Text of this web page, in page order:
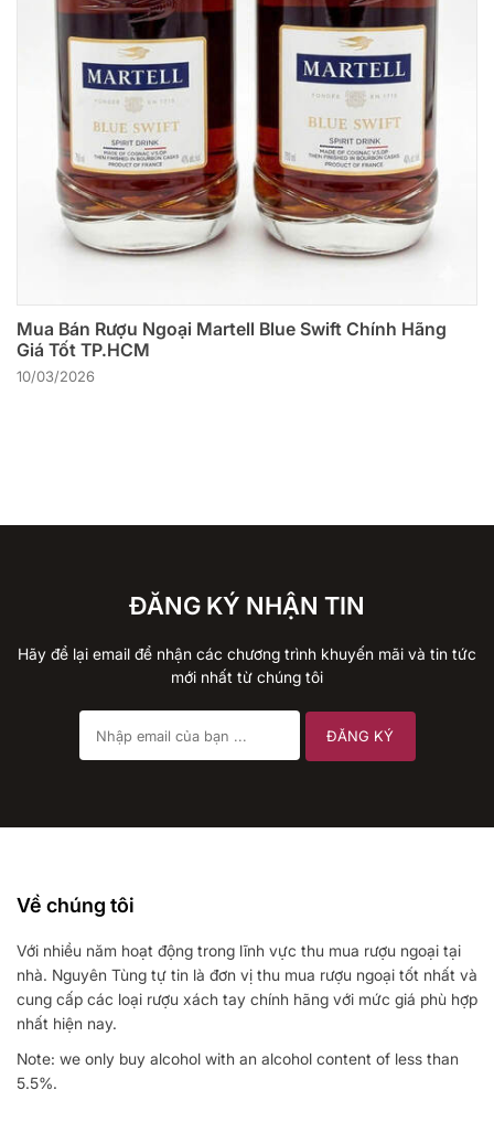
Mua Bán Rượu Ngoại Martell Blue Swift Chính Hãng
Giá Tốt TP.HCM
10/03/2026
ĐĂNG KÝ NHẬN TIN
Hãy để lại email để nhận các chương trình khuyến mãi và tin tức
mới nhất từ chúng tôi
Về chúng tôi
Với nhiều năm hoạt động trong lĩnh vực thu mua rượu ngoại tại
nhà. Nguyên Tùng tự tin là đơn vị thu mua rượu ngoại tốt nhất và
cung cấp các loại rượu xách tay chính hãng với mức giá phù hợp
nhất hiện nay.
Note: we only buy alcohol with an alcohol content of less than
5.5%.